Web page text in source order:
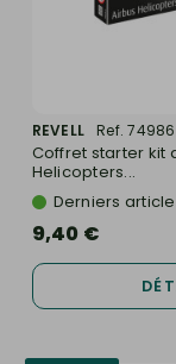
REVELL Ref. 74986
Coffret starter kit
Helicopters...
Derniers
9,40 €